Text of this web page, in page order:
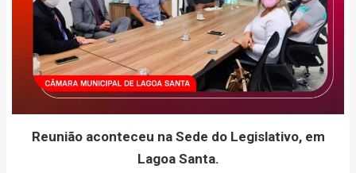
Reunião aconteceu na Sede do Legislativo, em
Lagoa Santa.